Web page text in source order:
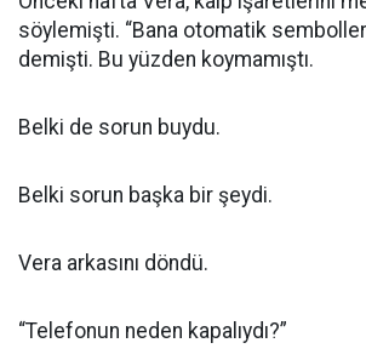
söylemişti. “Bana otomatik
demişti. Bu yüzden koymamıştı.
Belki de sorun buydu.
Belki sorun başka bir şeydi.
Vera arkasını döndü.
“Telefonun neden kapalıydı?”